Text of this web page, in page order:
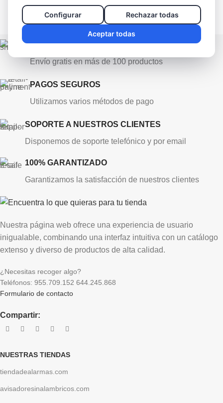
ENVÍO GRATIS
Envío gratis en más de 100 productos
PAGOS SEGUROS
Utilizamos varios métodos de pago
SOPORTE A NUESTROS CLIENTES
Disponemos de soporte telefónico y por email
100% GARANTIZADO
Garantizamos la satisfacción de nuestros clientes
Nuestra página web ofrece una experiencia de usuario
inigualable, combinando una interfaz intuitiva con un catálogo
extenso y diverso de productos de alta calidad.
¿Necesitas recoger algo?
Teléfonos: 955.709.152 644.245.868
Formulario de contacto
Compartir:
NUESTRAS TIENDAS
tiendadealarmas.com
avisadoresinalambricos.com
Configurar Rechazar todas
Aceptar todas